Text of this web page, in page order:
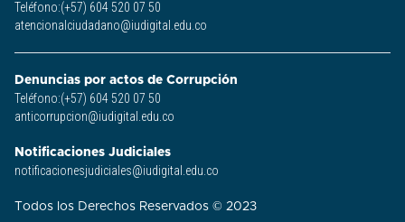
Teléfono:(+57) 604 520 07 50
atencionalciudadano@iudigital.edu.co
Denuncias por actos de Corrupción
Teléfono:(+57) 604 520 07 50
anticorrupcion@iudigital.edu.co
Notificaciones Judiciales
notificacionesjudiciales@iudigital.edu.co
Todos los Derechos Reservados © 2023